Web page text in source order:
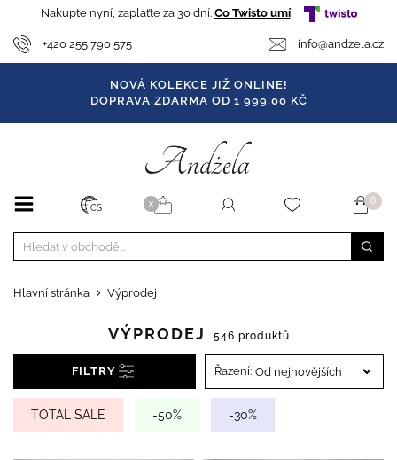
Nakupte nyní, zaplaťte za 30 dní. Co Twisto umí
+420 255 790 575 info@andzela.cz
NOVÁ KOLEKCE JIŽ ONLINE!
DOPRAVA ZDARMA OD 1 999,00 KČ
CS X 0
Hlavní stránka Výprodej
VÝPRODEJ 546 produktů
FILTRY Řazení:
TOTAL SALE -50% -30%